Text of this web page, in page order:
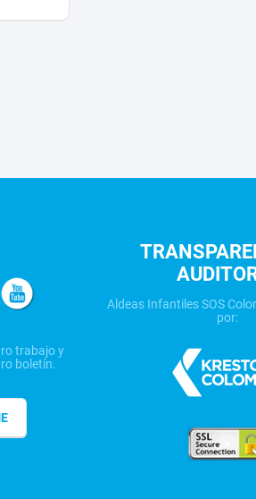
trabajo y
boletín.
Aldeas Infantiles SOS
por: